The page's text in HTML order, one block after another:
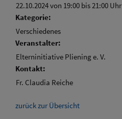
22.10.2024 von 19:00 bis 21:00 Uhr
Kategorie:
Verschiedenes
Veranstalter:
Elterninitiative Pliening e. V.
Kontakt:
Fr. Claudia Reiche
zurück zur Übersicht